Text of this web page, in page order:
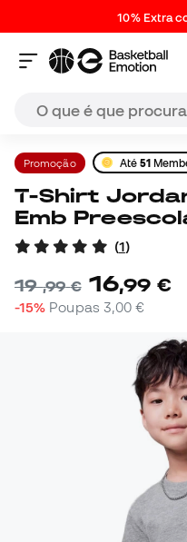
10% Extra
Promoção Até 51
T-Shirt Jordan Jumpman Air
Emb
(1)
19,99 € 16,99 €
-15% Poupas 3,00 €